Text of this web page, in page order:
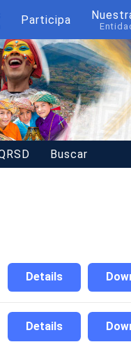
Participa
Buscar
Details
Details